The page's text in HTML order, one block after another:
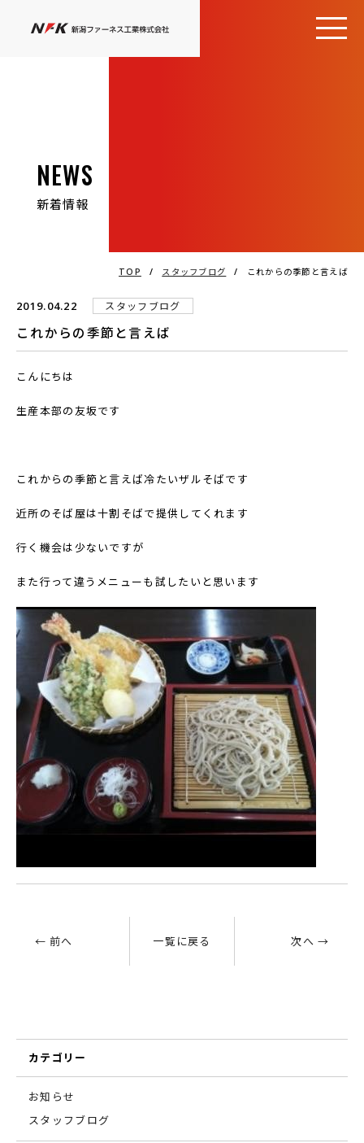
NEWS
新着情報
TOP / スタッフブログ / これからの季節と言えば
2019.04.22 スタッフブログ
これからの季節と言えば
こんにちは
生産本部の友坂です
これからの季節と言えば冷たいザルそばです
近所のそば屋は十割そばで提供してくれます
行く機会は少ないですが
また行って違うメニューも試したいと思います
← 前へ 一覧に戻る 次へ →
カテゴリー
お知らせ
スタッフブログ